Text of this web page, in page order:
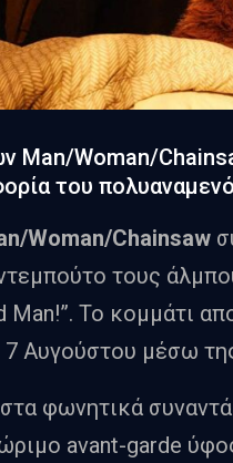
Man/Woman/
του
Woman/Chainsaw
τους
Man!”. Το κομμάτι
7 Αυγούστου μέσω
φωνητικά
avant-garde